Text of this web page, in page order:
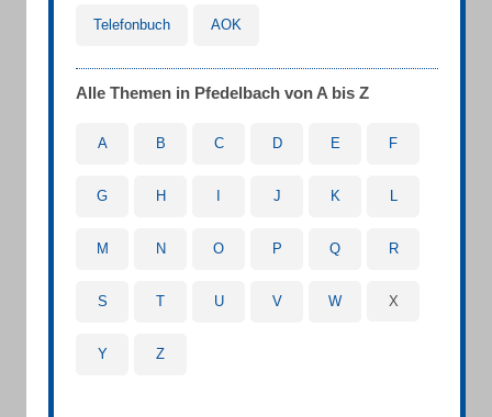
Telefonbuch AOK
Alle Themen in Pfedelbach von A bis Z
A B C D E F
G H J K L
M N O P Q R
S T U V W X
Y Z